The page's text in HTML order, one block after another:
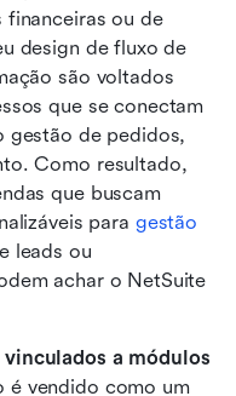
financeiras ou de
design de fluxo de
são voltados
que se conectam
Como resultado,
que buscam
para gestão
leads ou
achar o NetSuite
a módulos
é vendido como um